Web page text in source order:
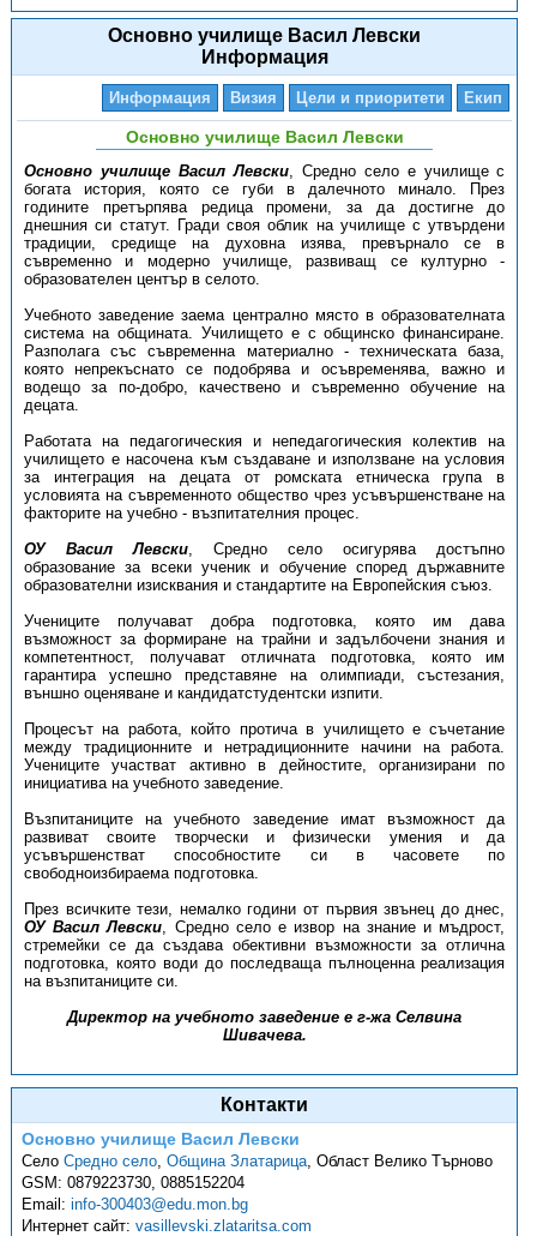
Основно училище Васил Левски
Информация
Информация Визия Цели и приоритети Екип
Основно училище Васил Левски
Основно училище Васил Левски, Средно село е училище с
богата история, която се губи в далечното минало. През
годините претърпява редица промени, за да достигне до
днешния си статут. Гради своя облик на училище с утвърдени
традиции, средище на духовна изява, превърнало се в
съвременно и модерно училище, развиващ се културно -
образователен център в селото.
Учебното заведение заема централно място в образователната
система на общината. Училището е с общинско финансиране.
Разполага със съвременна материално - техническата база,
която непрекъснато се подобрява и осъвременява, важно и
водещо за по-добро, качествено и съвременно обучение на
децата.
Работата на педагогическия и непедагогическия колектив на
училището е насочена към създаване и използване на условия
за интеграция на децата от ромската етническа група в
условията на съвременното общество чрез усъвършенстване на
факторите на учебно - възпитателния процес.
ОУ Васил Левски, Средно село осигурява достъпно
образование за всеки ученик и обучение според държавните
образователни изисквания и стандартите на Европейския съюз.
Учениците получават добра подготовка, която им дава
възможност за формиране на трайни и задълбочени знания и
компетентност, получават отличната подготовка, която им
гарантира успешно представяне на олимпиади, състезания,
външно оценяване и кандидатстудентски изпити.
Процесът на работа, който протича в училището е съчетание
между традиционните и нетрадиционните начини на работа.
Учениците участват активно в дейностите, организирани по
инициатива на учебното заведение.
Възпитаниците на учебното заведение имат възможност да
развиват своите творчески и физически умения и да
усъвършенстват способностите си в часовете по
свободноизбираема подготовка.
През всичките тези, немалко години от първия звънец до днес,
ОУ Васил Левски, Средно село е извор на знание и мъдрост,
стремейки се да създава обективни възможности за отлична
подготовка, която води до последваща пълноценна реализация
на възпитаниците си.
Директор на учебното заведение е г-жа Селвина
Шивачева.
Контакти
Основно училище Васил Левски
СелоСредно село,Община Златарица,Област Велико Търново
GSM:0879223730, 0885152204
Email:info-300403@edu.mon.bg
Интернет сайт:vasillevski.zlataritsa.com